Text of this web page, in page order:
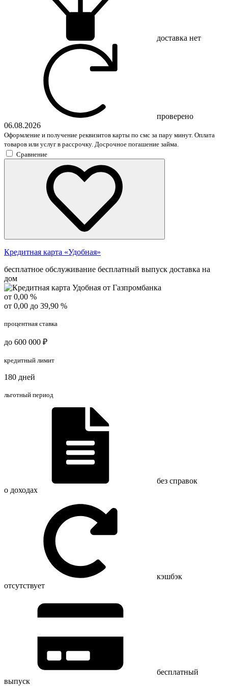
доставка нет
проверено
06.08.2026
Оформление и получение реквизитов карты по смс за пару минут. Оплата
товаров или услуг в рассрочку. Досрочное погашение займа.
Сравнение
Кредитная карта «Удобная»
бесплатное обслуживание бесплатный выпуск доставка на
дом
от 0,00 %
от 0,00 до 39,90 %
процентная ставка
до 600 000 ₽
кредитный лимит
180 дней
льготный период
без справок
о доходах
кэшбэк
отсутствует
бесплатный
выпуск